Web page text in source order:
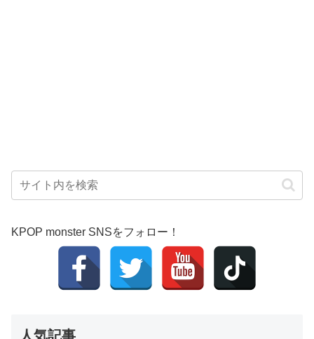
KPOP monster SNSをフォロー！
人気記事